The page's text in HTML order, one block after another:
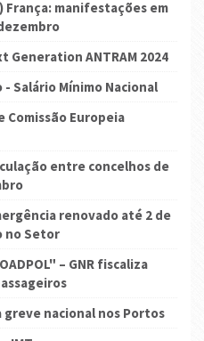
França: manifestações em
Generation ANTRAM 2024
- Salário Mínimo Nacional
Comissão Europeia
entre concelhos de
renovado até 2 de
no Setor
– GNR fiscaliza
greve nacional nos Portos